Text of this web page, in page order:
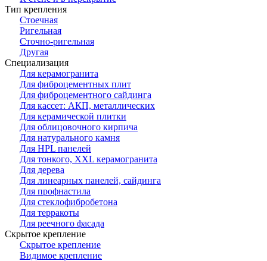
Тип крепления
Стоечная
Ригельная
Сточно-ригельная
Другая
Специализация
Для керамогранита
Для фиброцементных плит
Для фиброцементного сайдинга
Для кассет: АКП, металлических
Для керамической плитки
Для облицовочного кирпича
Для натурального камня
Для HPL панелей
Для тонкого, XXL керамогранита
Для дерева
Для линеарных панелей, сайдинга
Для профнастила
Для стеклофибробетона
Для терракоты
Для реечного фасада
Скрытое крепление
Скрытое крепление
Видимое крепление